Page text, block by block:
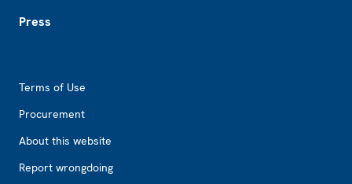
Press
Terms of Use
Procurement
About this website
Report wrongdoing